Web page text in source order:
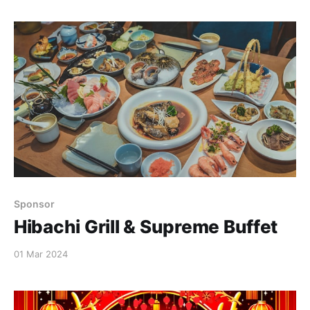
统的语言课程，以及丰富多彩的文化教育资源和活动，尽
心尽力地服务于西密歇根的华人社区。 目前，大溪城中文
学校的课程设置包括从入学前班到五年级的中文课程、中
文作为第二语言的课程，以及针对成人的中文班。除此之
外，我们还开设了各种兴趣班，如中国传统水墨画、武
术、少儿编程和数学等。无论您是初学者，还是已有一定
中文基础，大溪城中文学校都热忱欢迎您前来体验。我们
特别提供两次免费的试课机会，让您亲身感受我们的教学
质量和学习氛围。期待您的加入，让我们一起开启一段充
实而愉快的中文学习之旅！ 在这个网络联系日益紧密的世
密地区，中文面授课程的优点是无法复制的，也是大溪城
中文学校的特色——您将有机会全身心地沉浸在语言环境
系。大溪城中文学校提供广泛的中文语言课程
Sponsor
Hibachi Grill & Supreme Buffet
01 Mar 2024